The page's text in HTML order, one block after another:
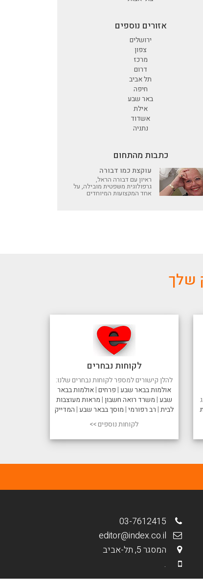
אזורים נוספים
ירושלים
צפון
מרכז
דרום
תל אביב
חיפה
באר שבע
אילת
אשדוד
נתניה
כתבות מהתחום
עוקצת כמו דבורה
ראיון עם דבורה הראל,
גרפולוגית משפטית מובילה, על
אחד המקצועות המיוחדים
שלך
לקוחות נבחרים
להלן קישורים למספר לקוחות נבחרים שלנו:
אולמות בבאר שבע|פרחים|אולמות בבאר
שבע|משרד רואה חשבון|מראות מעוצבות
לבית|רב רפורמי|מוסך בבאר שבע|המדייק
לקוחות נוספים >>
המסגר 5, תל-אביב
.